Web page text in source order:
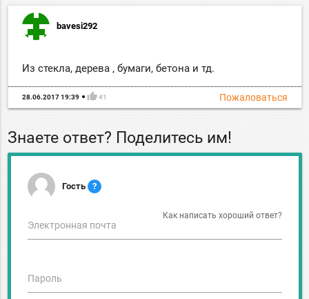
bavesi292
Из стекла, дерева , бумаги, бетона и тд.
Пожаловаться
28.06.2017 19:39 thumb_up 41
Знаете ответ? Поделитесь им!
Гость ?
Как написать хороший ответ?
Электронная почта
Пароль